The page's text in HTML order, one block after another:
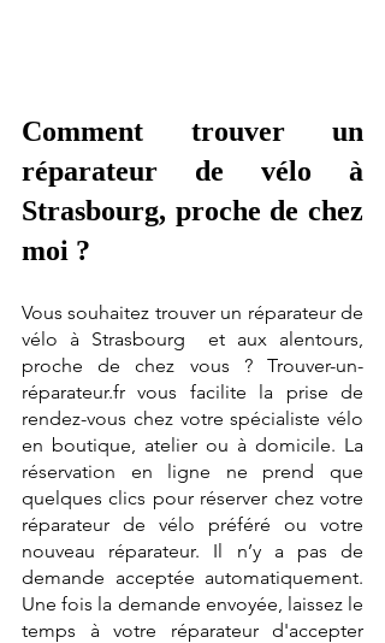
Comment trouver un
réparateur de vélo à
Strasbourg, proche de chez
moi ?
Vous souhaitez trouver un réparateur de
vélo à Strasbourg  et aux alentours,
proche de chez vous ? Trouver-un-
réparateur.fr vous facilite la prise de
rendez-vous chez votre spécialiste vélo
en boutique, atelier ou à domicile. La
réservation en ligne ne prend que
quelques clics pour réserver chez votre
réparateur de vélo préféré ou votre
nouveau réparateur. Il n’y a pas de
demande acceptée automatiquement.
Une fois la demande envoyée, laissez le
temps à votre réparateur d'accepter